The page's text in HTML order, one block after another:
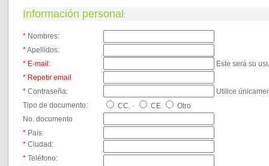
Información personal :
* Nombres:
*Apellidos:
* E-mail:
Este será su
* Repetir email
* Contraseña:
Utilice
Tipo de documento:
CC. · CE
Otro
No. documento
* País:
* Ciudad:
* Teléfono: